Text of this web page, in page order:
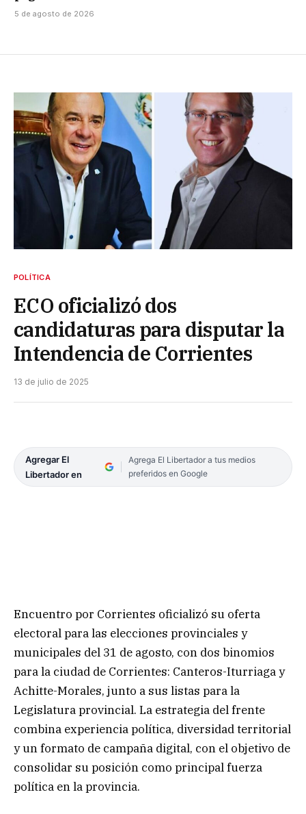
5 de agosto de 2026
POLÍTICA
ECO oficializó dos
candidaturas para disputar la
Intendencia de Corrientes
13 de julio de 2025
Agregar El
Libertador en
Agrega El Libertador a tus medios
preferidos en Google
Encuentro por Corrientes oficializó su oferta
electoral para las elecciones provinciales y
municipales del 31 de agosto, con dos binomios
para la ciudad de Corrientes: Canteros-Iturriaga y
Achitte-Morales, junto a sus listas para la
Legislatura provincial. La estrategia del frente
combina experiencia política, diversidad territorial
y un formato de campaña digital, con el objetivo de
consolidar su posición como principal fuerza
política en la provincia.